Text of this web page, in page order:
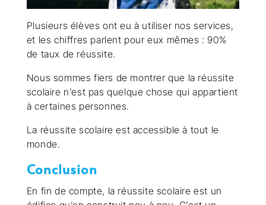
Plusieurs élèves ont eu à utiliser nos services,
et les chiffres parlent pour eux mêmes : 90%
de taux de réussite.
Nous sommes fiers de montrer que la réussite
scolaire n’est pas quelque chose qui appartient
à certaines personnes.
La réussite scolaire est accessible à tout le
monde.
Conclusion
En fin de compte, la réussite scolaire est un